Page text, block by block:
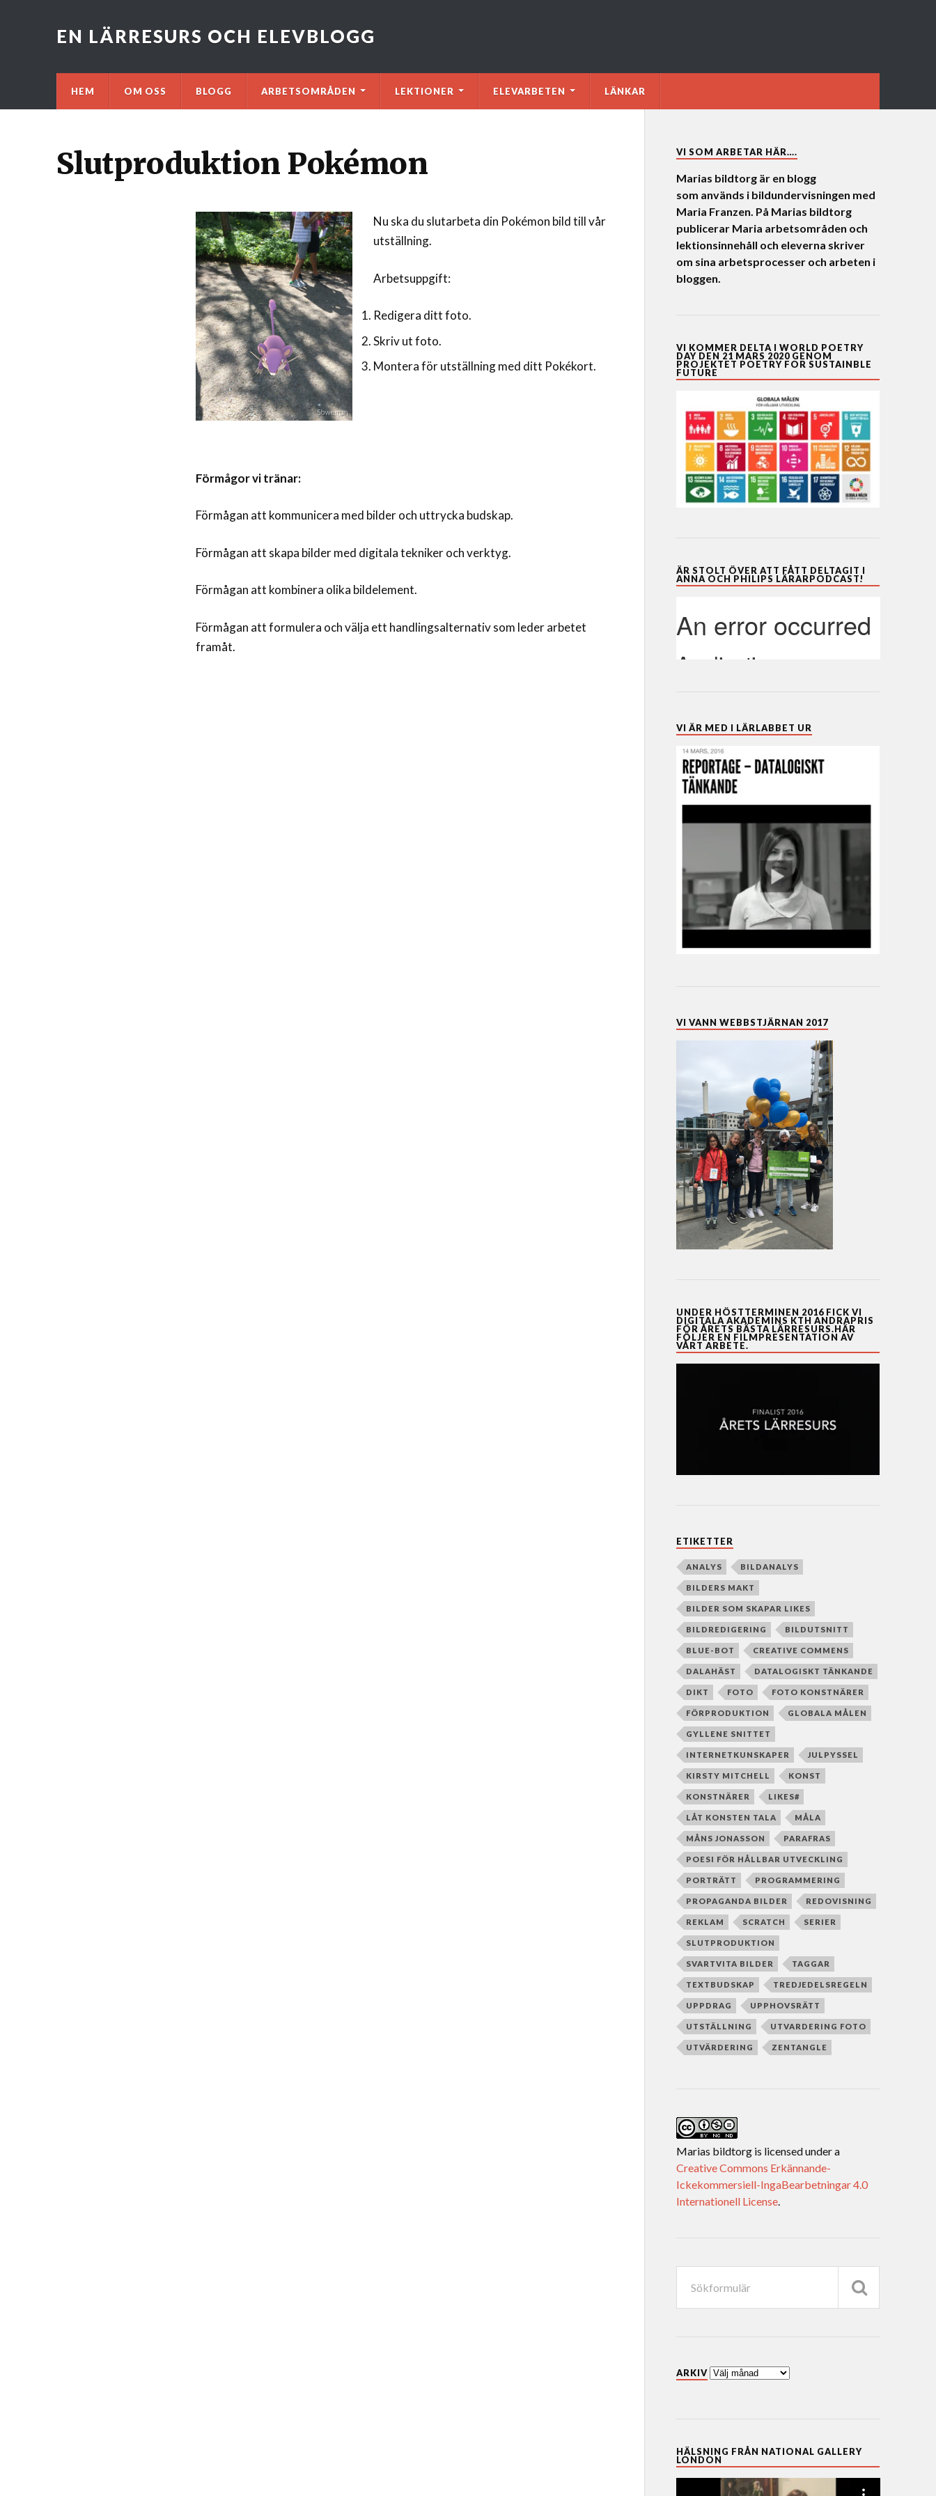
EN LÄRRESURS OCH ELEVBLOGG
HEM OM OSS BLOGG ARBETSOMRÅDEN LEKTIONER ELEVARBETEN LÄNKAR
Slutproduktion Pokémon
Nu ska du slutarbeta din Pokémon bild till vår
utställning.
Arbetsuppgift:
Redigera ditt foto.
Skriv ut foto.
Montera för utställning med ditt Pokékort.
Förmågor vi tränar:
Förmågan att kommunicera med bilder och uttrycka budskap.
Förmågan att skapa bilder med digitala tekniker och verktyg.
Förmågan att kombinera olika bildelement.
Förmågan att formulera och välja ett handlingsalternativ som leder arbetet
framåt.
VI SOM ARBETAR HÄR….
Marias bildtorg är en blogg
som används i bildundervisningen med
Maria Franzen. På Marias bildtorg
publicerar Maria arbetsområden och
lektionsinnehåll och eleverna skriver
om sina arbetsprocesser och arbeten i
bloggen.
VI KOMMER DELTA I WORLD POETRY
DAY DEN 21 MARS 2020 GENOM
PROJEKTET POETRY FOR SUSTAINBLE
FUTURE
ÄR STOLT ÖVER ATT FÅTT DELTAGIT I
ANNA OCH PHILIPS LÄRARPODCAST!
VI ÄR MED I LÄRLABBET UR
VI VANN WEBBSTJÄRNAN 2017
UNDER HÖSTTERMINEN 2016 FICK VI
DIGITALA AKADEMINS KTH ANDRAPRIS
FÖR ÅRETS BÄSTA LÄRRESURS.HÄR
FÖLJER EN FILMPRESENTATION AV
VÅRT ARBETE.
ETIKETTER
ANALYS BILDANALYS
BILDERS MAKT
BILDER SOM SKAPAR LIKES
BILDREDIGERING BILDUTSNITT
BLUE-BOT CREATIVE COMMENS
DALAHÄST DATALOGISKT TÄNKANDE
DIKT FOTO FOTO KONSTNÄRER
FÖRPRODUKTION GLOBALA MÅLEN
GYLLENE SNITTET
INTERNETKUNSKAPER JULPYSSEL
KIRSTY MITCHELL KONST
KONSTNÄRER LIKES#
LÅT KONSTEN TALA MÅLA
MÅNS JONASSON PARAFRAS
POESI FÖR HÅLLBAR UTVECKLING
PORTRÄTT PROGRAMMERING
PROPAGANDA BILDER REDOVISNING
REKLAM SCRATCH SERIER
SLUTPRODUKTION
SVARTVITA BILDER TAGGAR
TEXTBUDSKAP TREDJEDELSREGELN
UPPDRAG UPPHOVSRÄTT
UTSTÄLLNING UTVARDERING FOTO
UTVÄRDERING ZENTANGLE
Marias bildtorgis licensed under a
Creative Commons Erkännande-
Ickekommersiell-IngaBearbetningar 4.0
Internationell License.
ARKIV
HÄLSNING FRÅN NATIONAL GALLERY
LONDON
Videospelare